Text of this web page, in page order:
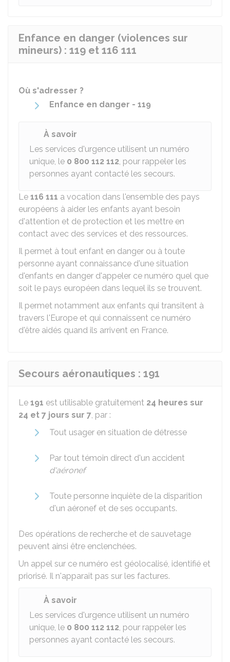
Enfance en danger (violences sur
mineurs) : 119 et 116 111
Où s'adresser ?
Enfance en danger - 119
À savoir
Les services d'urgence utilisent un numéro
unique, le 0 800 112 112, pour rappeler les
personnes ayant contacté les secours.
Le 116 111 a vocation dans l'ensemble des pays
européens à aider les enfants ayant besoin
d'attention et de protection et les mettre en
contact avec des services et des ressources.
Il permet à tout enfant en danger ou à toute
personne ayant connaissance d'une situation
d'enfants en danger d'appeler ce numéro quel que
soit le pays européen dans lequel ils se trouvent.
Il permet notamment aux enfants qui transitent à
travers l'Europe et qui connaissent ce numéro
d'être aidés quand ils arrivent en France.
Secours aéronautiques : 191
Le 191 est utilisable gratuitement 24 heures sur
24 et 7 jours sur 7, par :
Tout usager en situation de détresse
Par tout témoin direct d'un accident
d'aéronef
Toute personne inquiète de la disparition
d'un aéronef et de ses occupants.
Des opérations de recherche et de sauvetage
peuvent ainsi être enclenchées.
Un appel sur ce numéro est géolocalisé, identifié et
priorisé. Il n'apparait pas sur les factures.
À savoir
Les services d'urgence utilisent un numéro
unique, le 0 800 112 112, pour rappeler les
personnes ayant contacté les secours.